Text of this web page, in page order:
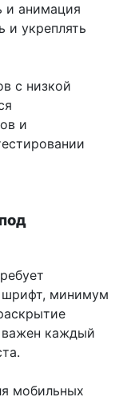
и анимация
и укреплять
с низкой
и
шрифт, минимум
важен каждый
мобильных